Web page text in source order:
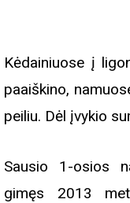
Kėdainiuose į
paaiškino,
peiliu. Dėl įvykio
Sausio 1-osios
gimęs 2013